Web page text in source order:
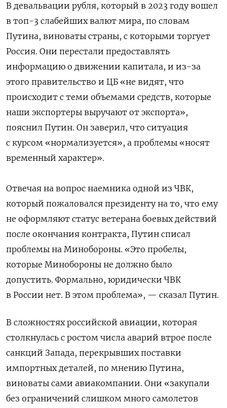
В девальвации рубля, который в 2023 году вошел
в топ-3 слабейших валют мира, по словам
Путина, виноваты страны, с которыми торгует
Россия. Они перестали предоставлять
информацию о движении капитала, и из-за
этого правительство и ЦБ «не видят, что
происходит с теми объемами средств, которые
наши экспортеры выручают от экспорта»,
пояснил Путин. Он заверил, что ситуация
с курсом «нормализуется», а проблемы «носят
временный характер».
Отвечая на вопрос наемника одной из ЧВК,
который пожаловался президенту на то, что ему
не оформляют статус ветерана боевых действий
после окончания контракта, Путин списал
проблемы на Минобороны. «Это пробелы,
которые Минобороны не должно было
допустить. Формально, юридически ЧВК
в России нет. В этом проблема», — сказал Путин.
В сложностях российской авиации, которая
столкнулась с ростом числа аварий втрое после
санкций Запада, перекрывших поставки
импортных деталей, по мнению Путина,
виноваты сами авиакомпании. Они «закупали
без ограничений слишком много самолетов